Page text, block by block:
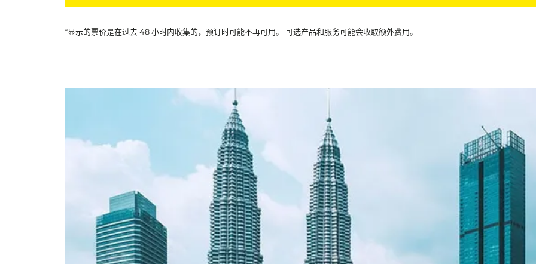
*显示的票价是在过去 48 小时内收集的，预订时可能不再可用。 可选产品和服务可能会收取额外费用。